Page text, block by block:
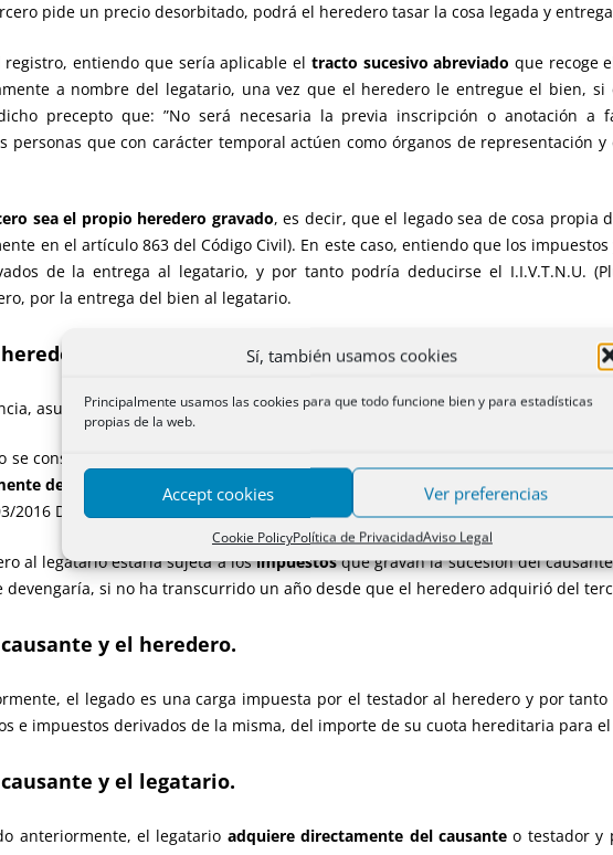
Sí, también usamos cookies
Principalmente usamos las cookies para que todo funcione bien y para estadísticas
propias de la web.
Accept cookies Ver preferencias
Cookie PolicyPolítica de PrivacidadAviso Legal
pide un precio desorbitado, podrá el heredero tasar la cosa legada y
entiendo que sería aplicable el tracto sucesivo abreviado que recoge
a nombre del legatario, una vez que el heredero le entregue el bien,
precepto que: ”No será necesaria la previa inscripción o anotación a
personas que con carácter temporal actúen como órganos de representación
sea el propio heredero gravado, es decir, que el legado sea de cosa propia
en el artículo 863 del Código Civil). En este caso, entiendo que los
de la entrega al legatario, y por tanto podría deducirse el I.I.V.T.N.U.
por la entrega del bien al legatario.
y el legatario.
asume unaobligación de hacer, consistente en la adquisición de la cosa
se considera una transmisión, ni gratuita ni onerosa, del heredero al legatario,
del causante
(Jose Antonio Garcia Vila, Libro de Instituciones de Derecho
2016 DGT).
al legatario estaría sujeta a losimpuestosque gravan la sucesión del
devengaría, si no ha transcurrido un año desde que el heredero adquirió del
y el heredero.
el legado es una carga impuesta por el testador al heredero y por
e impuestos derivados de la misma, del importe de su cuota hereditaria para
y el legatario.
anteriormente, el legatario adquiere directamente del causante o testador y